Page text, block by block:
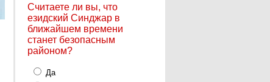
Считаете ли вы, что
езидский Синджар в
ближайшем времени
станет безопасным
районом?
Да